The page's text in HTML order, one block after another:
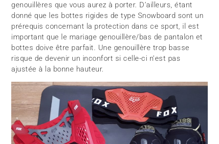
genouillères que vous aurez à porter. D’ailleurs, étant
donné que les bottes rigides de type Snowboard sont un
prérequis concernant la protection dans ce sport, il est
important que le mariage genouillère/bas de pantalon et
bottes doive être parfait. Une genouillère trop basse
risque de devenir un inconfort si celle-ci n’est pas
ajustée à la bonne hauteur.